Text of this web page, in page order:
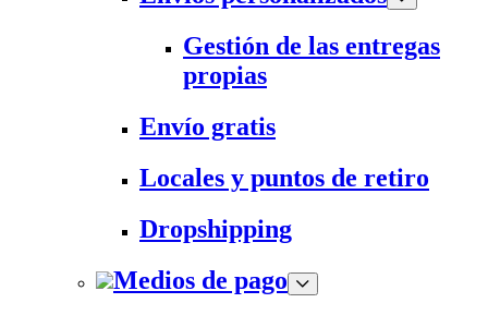
Gestión de las entregas
propias
Envío gratis
Locales y puntos de retiro
Dropshipping
Medios de pago